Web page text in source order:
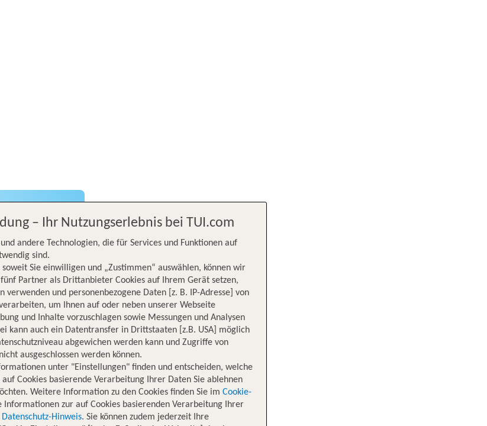
Abflughäfen
um auf
Du für einen
Top Flugangebote nach Lissabon
– Ihr Nutzungserlebnis bei TUI.com
andere Technologien, die für Services und Funktionen auf
sind.
soweit Sie einwilligen und „Zustimmen“ auswählen, können wir
Partner als Drittanbieter Cookies auf Ihrem Gerät setzen,
verwenden und personenbezogene Daten [z. B. IP-Adresse] von
um Ihnen auf oder neben unserer Webseite
und Inhalte vorzuschlagen sowie Messungen und Analysen
kann auch ein Datentransfer in Drittstaaten [z.B. USA] möglich
abgewichen werden kann und Zugriffe von
ausgeschlossen werden können.
unter "Einstellungen" finden und entscheiden, welche
auf Cookies basierende Verarbeitung Ihrer Daten Sie ablehnen
Weitere Information zu den Cookies finden Sie im Cookie-
Informationen zur auf Cookies basierenden Verarbeitung Ihrer
Datenschutz-Hinweis. Sie können zudem jederzeit Ihre